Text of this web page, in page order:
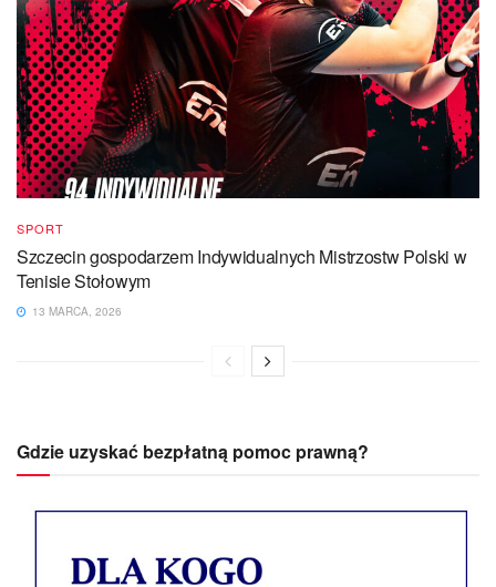
SPORT
Szczecin gospodarzem Indywidualnych Mistrzostw Polski w
Tenisie Stołowym
13 MARCA, 2026
Gdzie uzyskać bezpłatną pomoc prawną?